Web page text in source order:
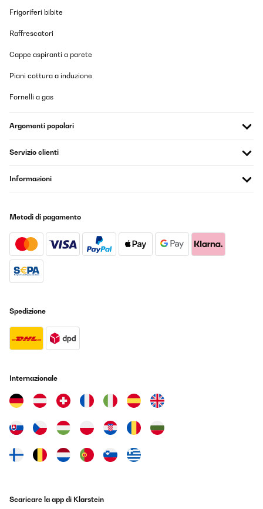
Frigoriferi bibite
Raffrescatori
Cappe aspiranti a parete
Piani cottura a induzione
Fornelli a gas
Argomenti popolari
Servizio clienti
Informazioni
Metodi di pagamento
Spedizione
Internazionale
Scaricare la app di Klarstein